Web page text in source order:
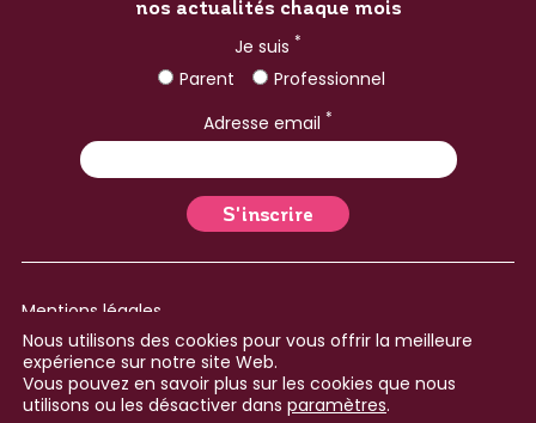
nos actualités chaque mois
Je suis *
Parent
Professionnel
Adresse email *
Mentions légales
Plan du site
Réalisé avec ♥ par leCollectif Cosme
Nous utilisons des cookies pour vous offrir la meilleure
expérience sur notre site Web.
Vous pouvez en savoir plus sur les cookies que nous
utilisons ou les désactiver dans paramètres.